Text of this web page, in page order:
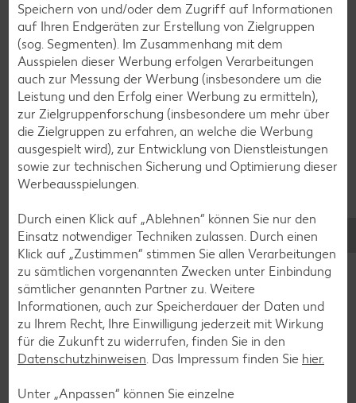
Glutenfreie Rezepte
Wer auf Gluten verzichtet, muss nicht automatisch auf
Vielfalt und Geschmack verzichten. Ob süß oder herzhaft –
mit unseren glutenfreien Rezepten zauberst du dir Gerichte,
Rezepte entdecken
Speichern von und/oder dem Zugriff auf Informationen
auf Ihren Endgeräten zur Erstellung von Zielgruppen
(sog. Segmenten). Im Zusammenhang mit dem
Ausspielen dieser Werbung erfolgen Verarbeitungen
auch zur Messung der Werbung (insbesondere um die
Leistung und den Erfolg einer Werbung zu ermitteln),
zur Zielgruppenforschung (insbesondere um mehr über
die Zielgruppen zu erfahren, an welche die Werbung
ausgespielt wird), zur Entwicklung von Dienstleistungen
sowie zur technischen Sicherung und Optimierung dieser
Werbeausspielungen.
Durch einen Klick auf „Ablehnen“ können Sie nur den
Einsatz notwendiger Techniken zulassen. Durch einen
Klick auf „Zustimmen“ stimmen Sie allen Verarbeitungen
zu sämtlichen vorgenannten Zwecken unter Einbindung
sämtlicher genannten Partner zu. Weitere
Informationen, auch zur Speicherdauer der Daten und
zu Ihrem Recht, Ihre Einwilligung jederzeit mit Wirkung
für die Zukunft zu widerrufen, finden Sie in den
Datenschutzhinweisen. Das Impressum finden Sie hier.
Unter „Anpassen“ können Sie einzelne